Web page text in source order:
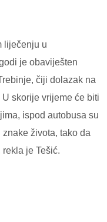
liječenju u
je obaviješten
čiji dolazak na
skorije vrijeme će biti
ispod autobusa su
života, tako da
je Tešić.